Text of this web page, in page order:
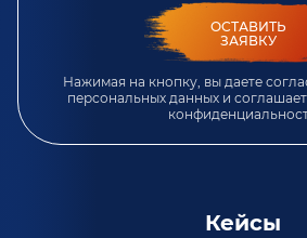
ОСТАВИТЬ
ЗАЯВКУ
Нажимая на кнопку, вы даете
персональных данных и
Кейсы